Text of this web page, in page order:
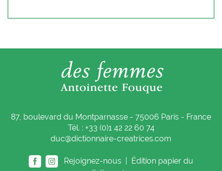
87, boulevard du Montparnasse - 75006 Paris - France
Tél. : +33 (0)1 42 22 60 74
duc@dictionnaire-creatrices.com
Rejoignez-nous |
Édition papier du